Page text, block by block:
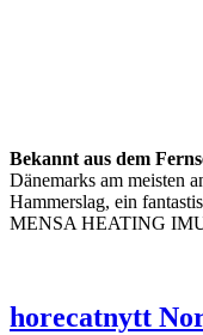
Bekannt aus dem
Dänemarks am meisten
Hammerslag, ein
MENSA HEATING
horecatnytt